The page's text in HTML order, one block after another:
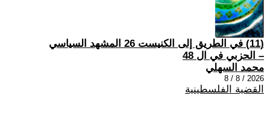
(11) في الطريق إلى الكنيست 26 المشهد السياسي
– الحزبي في ال 48
محمد السهلي
2026 / 8 / 8
القضية الفلسطينية